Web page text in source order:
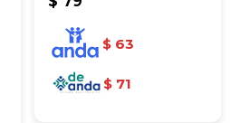
$ 63
$ 71